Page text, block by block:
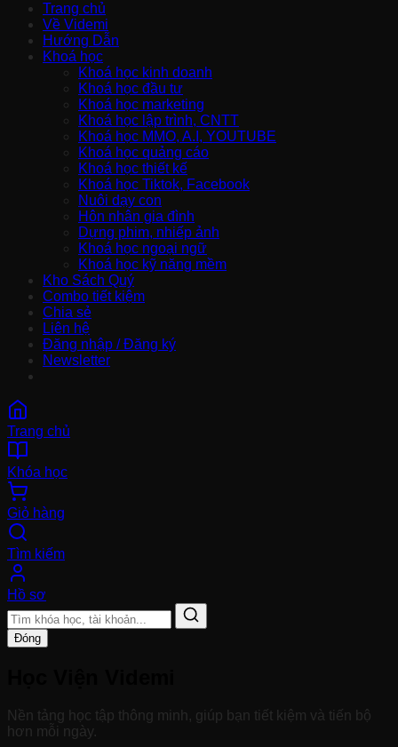
Trang chủ
Về Videmi
Hướng Dẫn
Khoá học
Khoá học kinh doanh
Khoá học đầu tư
Khoá học marketing
Khoá học lập trình, CNTT
Khoá học MMO, A.I, YOUTUBE
Khoá học quảng cáo
Khoá học thiết kế
Khoá học Tiktok, Facebook
Nuôi dạy con
Hôn nhân gia đình
Dựng phim, nhiếp ảnh
Khoá học ngoại ngữ
Khoá học kỹ năng mềm
Kho Sách Quý
Combo tiết kiệm
Chia sẻ
Liên hệ
Đăng nhập / Đăng ký
Newsletter
Trang chủ
Khóa học
Giỏ hàng
Tìm kiếm
Hồ sơ
Đóng
Nền tảng học tập thông minh, giúp bạn tiết kiệm và tiến bộ
hơn mỗi ngày.